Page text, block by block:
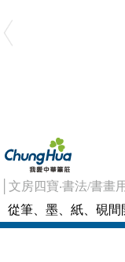
│文房四寶‧書法/書畫
從筆、墨、紙、硯間